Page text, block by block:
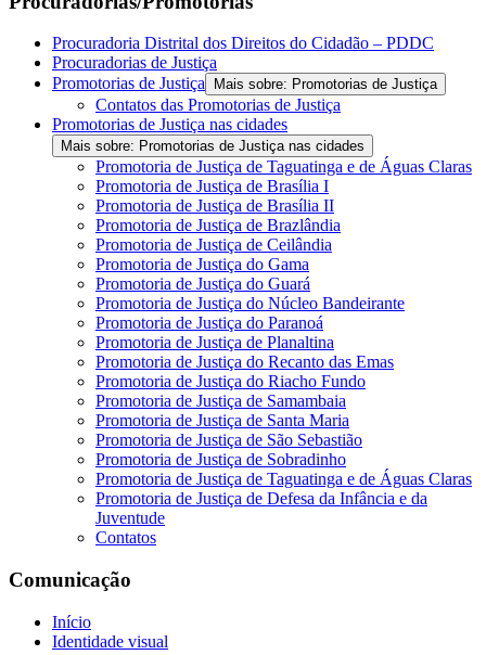
Procuradoria Distrital dos Direitos do Cidadão – PDDC
Procuradorias de Justiça
Promotorias de Justiça
Mais sobre: Promotorias de Justiça
Contatos das Promotorias de Justiça
Promotorias de Justiça nas cidades
Mais sobre: Promotorias de Justiça nas cidades
Promotoria de Justiça de Taguatinga e de Águas Claras
Promotoria de Justiça de Brasília I
Promotoria de Justiça de Brasília II
Promotoria de Justiça de Brazlândia
Promotoria de Justiça de Ceilândia
Promotoria de Justiça do Gama
Promotoria de Justiça do Guará
Promotoria de Justiça do Núcleo Bandeirante
Promotoria de Justiça do Paranoá
Promotoria de Justiça de Planaltina
Promotoria de Justiça do Recanto das Emas
Promotoria de Justiça do Riacho Fundo
Promotoria de Justiça de Samambaia
Promotoria de Justiça de Santa Maria
Promotoria de Justiça de São Sebastião
Promotoria de Justiça de Sobradinho
Promotoria de Justiça de Taguatinga e de Águas Claras
Promotoria de Justiça de Defesa da Infância e da
Juventude
Contatos
Comunicação
Início
Identidade visual